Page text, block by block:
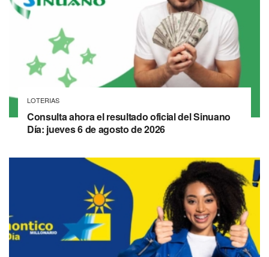
LOTERIAS
Consulta ahora el resultado oficial del Sinuano
Día: jueves 6 de agosto de 2026